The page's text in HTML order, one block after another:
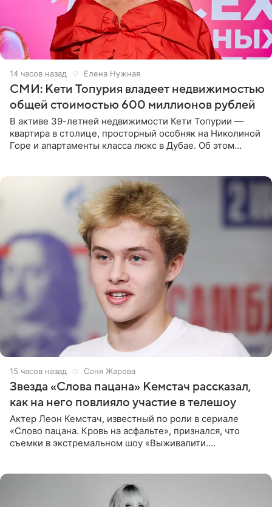
14 часов назад Елена Нужная
СМИ: Кети Топурия владеет недвижимостью
общей стоимостью 600 миллионов рублей
В активе 39-летней недвижимости Кети Топурии —
квартира в столице, просторный особняк на Николиной
Горе и апартаменты класса люкс в Дубае. Об этом
15 часов назад Соня Жарова
Звезда «Слова пацана» Кемстач рассказал,
как на него повлияло участие в телешоу
Актер Леон Кемстач, известный по роли в сериале
«Слово пацана. Кровь на асфальте», признался, что
съемки в экстремальном шоу «Выживалити.